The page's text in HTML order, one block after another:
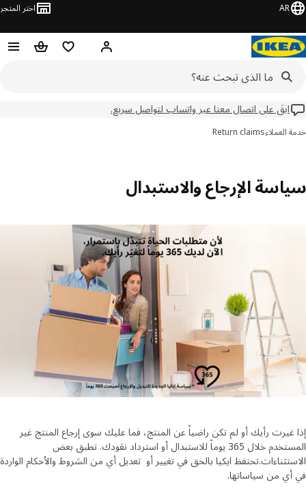
AR اختر المتجر
مرحباً! تسجيل الدخول
قائمه التسوق
حقيبة
ابقَ على اتصال معنا عبر واتساب لتواصل سريع.
خدمة العملاءReturn claims
سياسة الإرجاع والاستبدال
إذا غيرت رأيك أو لم تكن راضياً عن المنتج، فما عليك سوى إرجاع المنتج غير
المستخدم خلال 365 يوماً للاستبدال أو استرداد نقودك. تطبق بعض
الاستثناءات.تحتفظ ايكيا بالحق في تغيير أو تعديل أي من الشروط والأحكام الواردة
في أي من سياساتها.